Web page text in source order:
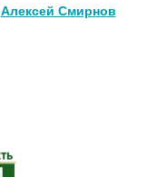
Алексей Смирнов